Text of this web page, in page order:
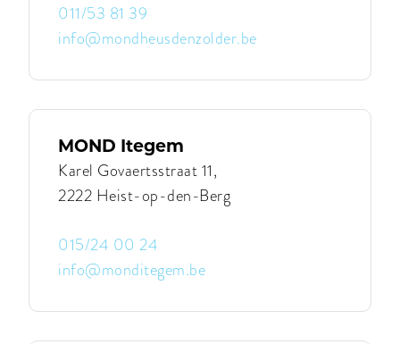
011/53 81 39
info@mondheusdenzolder.be
MOND
Zolder
MOND
Heusden-
Zolder
MOND Itegem
Karel Govaertsstraat 11,
2222 Heist-op-den-Berg
015/24 00 24
info@monditegem.be
MOND
|